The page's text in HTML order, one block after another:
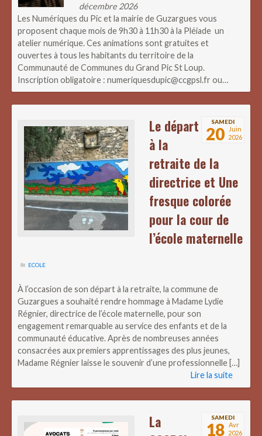
décembre 2026
Les Numériques du Pic et la mairie de Guzargues vous
proposent chaque mois de 9h30 à 11h30 à la Pléiade un
atelier numérique. Ces animations sont gratuites et
ouvertes à tous les habitants du territoire de la
Communauté de Communes du Grand Pic St Loup.
Inscription obligatoire : numeriquesdupic@ccgpsl.fr ou…
SAMEDI
20
Juin
2026
Le départ
à la
retraite de la
directrice et Une
fresque colorée
pour la cour de
l’école maternelle
ECOLE
À l’occasion de son départ à la retraite, la commune de
Guzargues a souhaité rendre hommage à Madame Lydie
Régnier, directrice de l’école maternelle, pour son
engagement remarquable au service des enfants et de la
communauté éducative. Après de nombreuses années
consacrées aux premiers apprentissages des plus jeunes,
Madame Régnier laisse le souvenir d’une professionnelle […]
Lire la suite
SAMEDI
18
Avr
2026
La